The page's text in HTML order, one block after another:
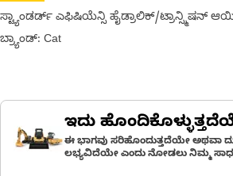
ಸ್ಟ್ಯಾಂಡರ್ಡ್ ಎಫಿಷಿಯೆನ್ಸಿ ಹೈಡ್ರಾಲಿಕ್/ಟ್ರಾನ್ಸ್ಮಿಷನ್
ಬ್ರ್ಯಾಂಡ್: Cat
ಇದು
ಈ ಭಾಗವು ಸರಿಹೊಂದುತ್ತದೆಯೇ ಅಥವಾ
ಲಭ್ಯವಿದೆಯೇ ಎಂದು ನೋಡಲು ನಿಮ್ಮ